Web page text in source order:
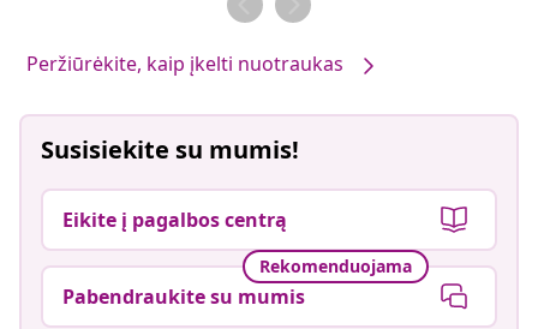
Peržiūrėkite, kaip įkelti nuotraukas
Susisiekite su mumis!
Eikite į pagalbos centrą
Rekomenduojama
Pabendraukite su mumis